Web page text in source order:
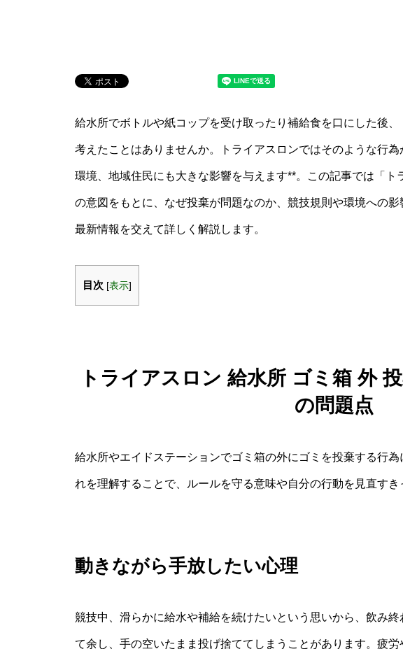
給水所でボトルや紙コップを受け取ったり補給食を口にした後
考えたことはありませんか。トライアスロンではそのような行
環境、地域住民にも大きな影響を与えます**。この記事では「ト
の意図をもとに、なぜ投棄が問題なのか、競技規則や環境への
最新情報を交えて詳しく解説します。
目次 [表示]
トライアスロン 給水所 ゴミ箱 外
の問題点
給水所やエイドステーションでゴミ箱の外にゴミを投棄する行
れを理解することで、ルールを守る意味や自分の行動を見直すき
動きながら手放したい心理
競技中、滑らかに給水や補給を続けたいという思いから、飲み
て余し、手の空いたまま投げ捨ててしまうことがあります。疲労